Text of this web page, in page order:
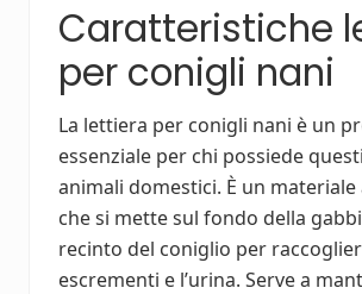
Caratteristiche
per conigli nani
La lettiera per conigli nani è un
essenziale per chi possiede
animali domestici. È un
che si mette sul fondo della
recinto del coniglio per
escrementi e l’urina. Serve a